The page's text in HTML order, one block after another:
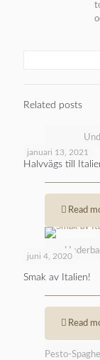
Related posts
januari 13, 2021
Halvvägs till
Read
juni 4, 2020
Smak av Italien!
Read
Pesto-